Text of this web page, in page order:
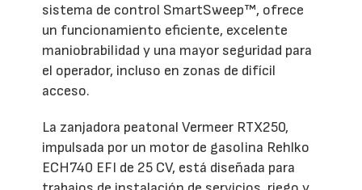
sistema de control SmartSweep™, ofrece
un funcionamiento eficiente, excelente
maniobrabilidad y una mayor seguridad para
el operador, incluso en zonas de difícil
acceso.
La zanjadora peatonal Vermeer RTX250,
impulsada por un motor de gasolina Rehlko
ECH740 EFI de 25 CV, está diseñada para